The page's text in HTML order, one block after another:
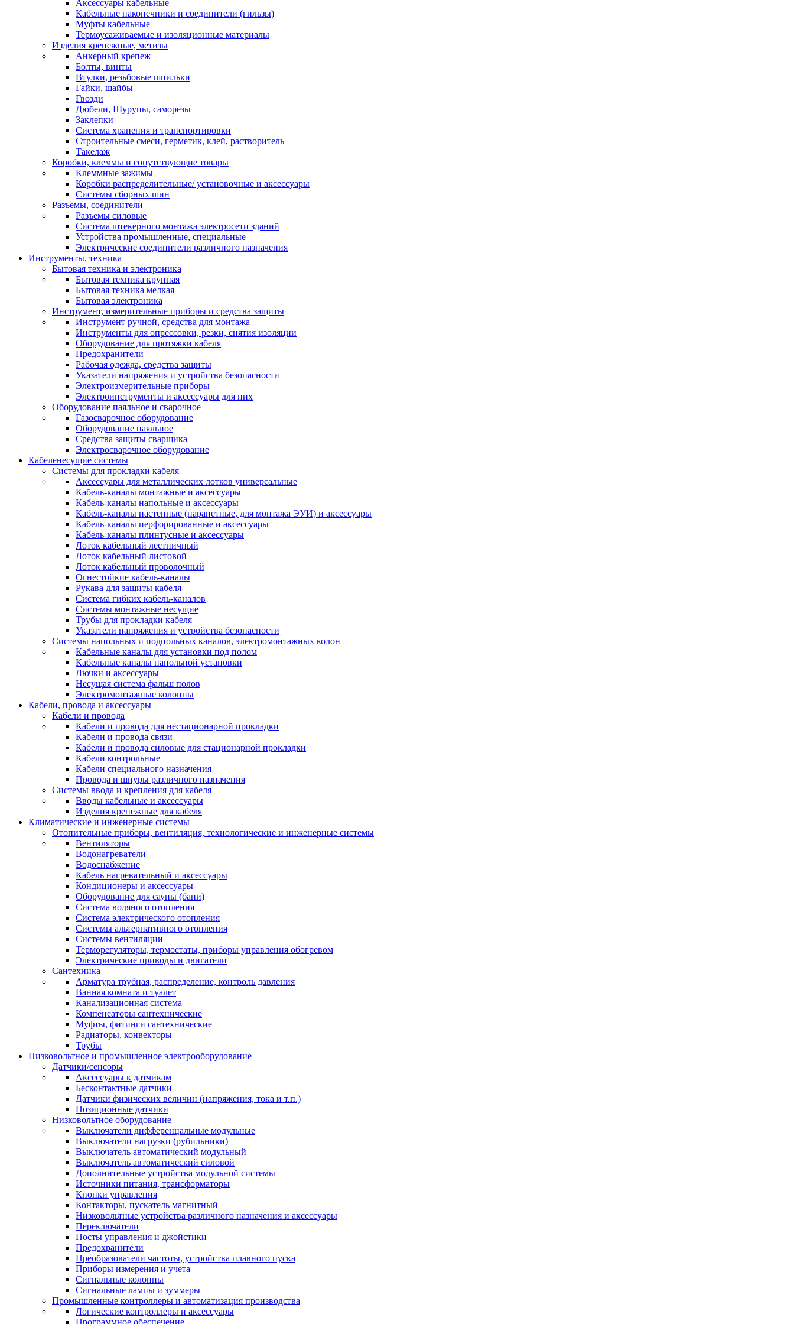
Аксессуары кабельные
Кабельные наконечники и соединители (гильзы)
Муфты кабельные
Термоусаживаемые и изоляционные материалы
Изделия крепежные, метизы
Анкерный крепеж
Болты, винты
Втулки, резьбовые шпильки
Гайки, шайбы
Гвозди
Дюбели, Шурупы, саморезы
Заклепки
Система хранения и транспортировки
Строительные смеси, герметик, клей, растворитель
Такелаж
Коробки, клеммы и сопутствующие товары
Клеммные зажимы
Коробки распределительные/ установочные и аксессуары
Системы сборных шин
Разъемы, соединители
Разъемы силовые
Система штекерного монтажа электросети зданий
Устройства промышленные, специальные
Электрические соединители различного назначения
Инструменты, техника
Бытовая техника и электроника
Бытовая техника крупная
Бытовая техника мелкая
Бытовая электроника
Инструмент, измерительные приборы и средства защиты
Инструмент ручной, средства для монтажа
Инструменты для опрессовки, резки, снятия изоляции
Оборудование для протяжки кабеля
Предохранители
Рабочая одежда, средства защиты
Указатели напряжения и устройства безопасности
Электроизмерительные приборы
Электроинструменты и аксессуары для них
Оборудование паяльное и сварочное
Газосварочное оборудование
Оборудование паяльное
Средства защиты сварщика
Электросварочное оборудование
Кабеленесущие системы
Системы для прокладки кабеля
Аксессуары для металлических лотков универсальные
Кабель-каналы монтажные и аксессуары
Кабель-каналы напольные и аксессуары
Кабель-каналы настенные (парапетные, для монтажа ЭУИ) и аксессуары
Кабель-каналы перфорированные и аксессуары
Кабель-каналы плинтусные и аксессуары
Лоток кабельный лестничный
Лоток кабельный листовой
Лоток кабельный проволочный
Огнестойкие кабель-каналы
Рукава для защиты кабеля
Система гибких кабель-каналов
Системы монтажные несущие
Трубы для прокладки кабеля
Указатели напряжения и устройства безопасности
Системы напольных и подпольных каналов, электромонтажных колон
Кабельные каналы для установки под полом
Кабельные каналы напольной установки
Лючки и аксессуары
Несущая система фальш полов
Электромонтажные колонны
Кабели, провода и аксессуары
Кабели и провода
Кабели и провода для нестационарной прокладки
Кабели и провода связи
Кабели и провода силовые для стационарной прокладки
Кабели контрольные
Кабели специального назначения
Провода и шнуры различного назначения
Системы ввода и крепления для кабеля
Вводы кабельные и аксессуары
Изделия крепежные для кабеля
Климатические и инженерные системы
Отопительные приборы, вентиляция, технологические и инженерные системы
Вентиляторы
Водонагреватели
Водоснабжение
Кабель нагревательный и аксессуары
Кондиционеры и аксессуары
Оборудование для сауны (бани)
Система водяного отопления
Система электрического отопления
Системы альтернативного отопления
Системы вентиляции
Терморегуляторы, термостаты, приборы управления обогревом
Электрические приводы и двигатели
Сантехника
Арматура трубная, распределение, контроль давления
Ванная комната и туалет
Канализационная система
Компенсаторы сантехнические
Муфты, фитинги сантехнические
Радиаторы, конвекторы
Трубы
Низковольтное и промышленное электрооборудование
Датчики/сенсоры
Аксессуары к датчикам
Бесконтактные датчики
Датчики физических величин (напряжения, тока и т.п.)
Позиционные датчики
Низковольтное оборудование
Выключатели дифференцальные модульные
Выключатели нагрузки (рубильники)
Выключатель автоматический модульный
Выключатель автоматический силовой
Дополнительные устройства модульной системы
Источники питания, трансформаторы
Кнопки управления
Контакторы, пускатель магнитный
Низковольтные устройства различного назначения и аксессуары
Переключатели
Посты управления и джойстики
Предохранители
Преобразователи частоты, устройства плавного пуска
Приборы измерения и учета
Сигнальные колонны
Сигнальные лампы и зуммеры
Промышленные контроллеры и автоматизация производства
Логические контроллеры и аксессуары
Программное обеспечение